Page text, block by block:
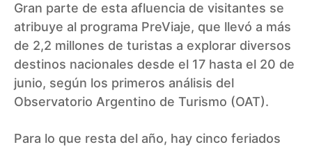
Gran parte de esta afluencia de visitantes se
atribuye al programa PreViaje, que llevó a más
de 2,2 millones de turistas a explorar diversos
destinos nacionales desde el 17 hasta el 20 de
junio, según los primeros análisis del
Observatorio Argentino de Turismo (OAT).
Para lo que resta del año, hay cinco feriados